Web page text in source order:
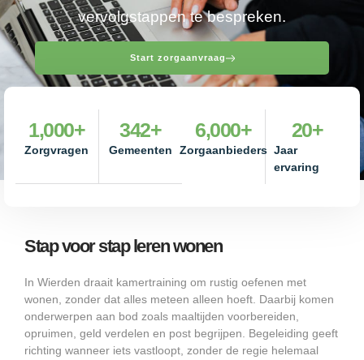
vervolgstappen te bespreken.
Start zorgaanvraag
Zorgvragen
1,000+
Gemeenten
342+
Zorgaanbieders
6,000+
Jaar
ervaring
20+
Stap voor stap leren wonen
In Wierden draait kamertraining om rustig oefenen met
wonen, zonder dat alles meteen alleen hoeft. Daarbij komen
onderwerpen aan bod zoals maaltijden voorbereiden,
opruimen, geld verdelen en post begrijpen. Begeleiding geeft
richting wanneer iets vastloopt, zonder de regie helemaal